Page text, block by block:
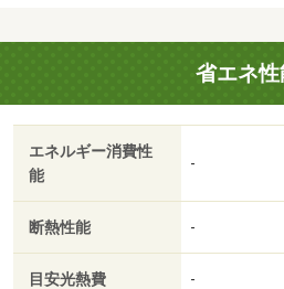
省エネ性
エネルギー消費性
能
-
断熱性能 -
目安光熱費 -